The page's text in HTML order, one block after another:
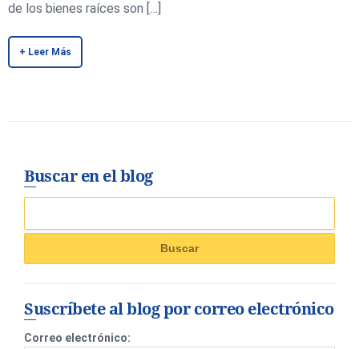
de los bienes raíces son […]
+ Leer Más
Buscar en el blog
Suscríbete al blog por correo electrónico
Correo electrónico: